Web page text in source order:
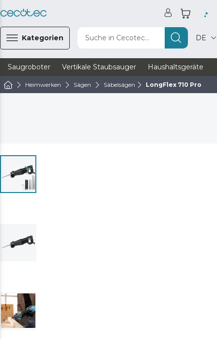
Kategorien Suche in Cecotec... DE
Saugroboter Vertikale Staubsauger Haushaltsgeräte
Heimwerken Sägen Säbelsägen LongFlex 710 Pro